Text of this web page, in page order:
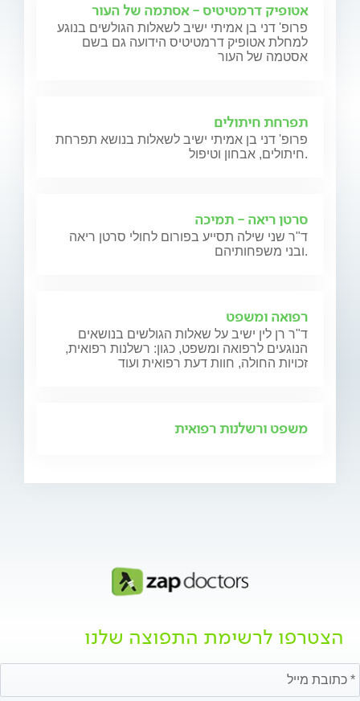
אטופיק דרמטיטיס - אסתמה של העור
פרופ' דני בן אמיתי ישיב לשאלות הגולשים בנוגע
למחלת אטופיק דרמטיטיס הידועה גם בשם
אסטמה של העור
תפרחת חיתולים
פרופ' דני בן אמיתי ישיב לשאלות בנושא תפרחת
חיתולים, אבחון וטיפול.
סרטן ריאה - תמיכה
ד"ר שני שילה תסייע בפורום לחולי סרטן ריאה
ובני משפחותיהם.
רפואה ומשפט
ד"ר רן לין ישיב על שאלות הגולשים בנושאים
הנוגעים לרפואה ומשפט, כגון: רשלנות רפואית,
זכויות החולה, חוות דעת רפואית ועוד
משפט ורשלנות רפואית
הצטרפו לרשימת התפוצה שלנו